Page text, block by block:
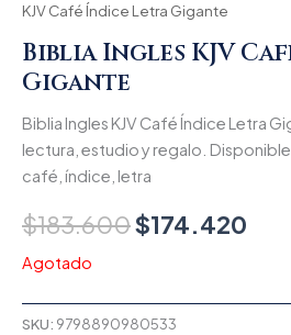
KJV Café Índice Letra Gigante
Biblia Ingles KJV
Gigante
Biblia Ingles KJV Café Índice Letra
lectura, estudio y regalo.
café, índice, letra
$183.600$174.420
Agotado
SKU: 9798890980533